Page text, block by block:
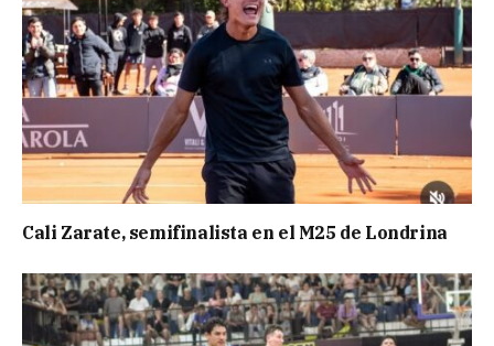
Cali Zarate, semifinalista en el M25 de Londrina